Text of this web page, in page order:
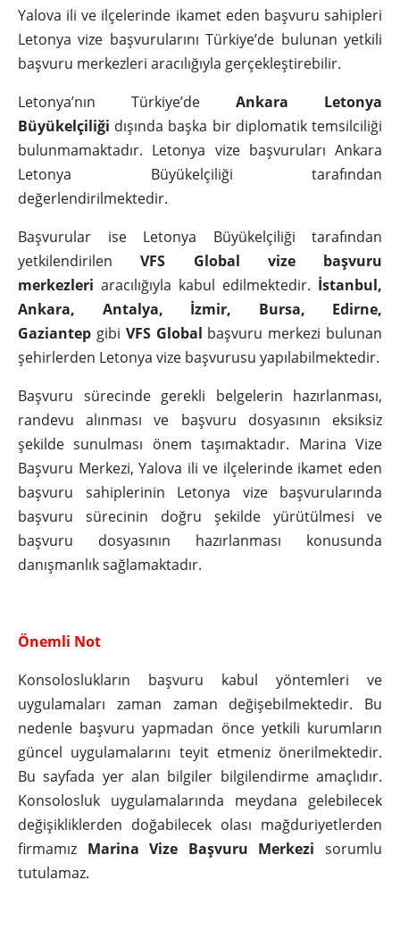
Yalova ili ve ilçelerinde ikamet eden başvuru sahipleri
Letonya vize başvurularını Türkiye’de bulunan yetkili
başvuru merkezleri aracılığıyla gerçekleştirebilir.
Letonya’nın Türkiye’de Ankara Letonya
Büyükelçiliği dışında başka bir diplomatik temsilciliği
bulunmamaktadır. Letonya vize başvuruları Ankara
Letonya Büyükelçiliği tarafından
değerlendirilmektedir.
Başvurular ise Letonya Büyükelçiliği tarafından
yetkilendirilenVFS Global vize başvuru
merkezleri aracılığıyla kabul edilmektedir. İstanbul,
Ankara, Antalya, İzmir, Bursa, Edirne,
Gaziantep gibi VFS Global başvuru merkezi bulunan
şehirlerden Letonya vize başvurusu yapılabilmektedir.
Başvuru sürecinde gerekli belgelerin hazırlanması,
randevu alınması ve başvuru dosyasının eksiksiz
şekilde sunulması önem taşımaktadır. Marina Vize
Başvuru Merkezi, Yalova ili ve ilçelerinde ikamet eden
başvuru sahiplerinin Letonya vize başvurularında
başvuru sürecinin doğru şekilde yürütülmesi ve
başvuru dosyasının hazırlanması konusunda
danışmanlık sağlamaktadır.
Önemli Not
Konsoloslukların başvuru kabul yöntemleri ve
uygulamaları zaman zaman değişebilmektedir. Bu
nedenle başvuru yapmadan önce yetkili kurumların
güncel uygulamalarını teyit etmeniz önerilmektedir.
Bu sayfada yer alan bilgiler bilgilendirme amaçlıdır.
Konsolosluk uygulamalarında meydana gelebilecek
değişikliklerden doğabilecek olası mağduriyetlerden
firmamız Marina Vize Başvuru Merkezisorumlu
tutulamaz.